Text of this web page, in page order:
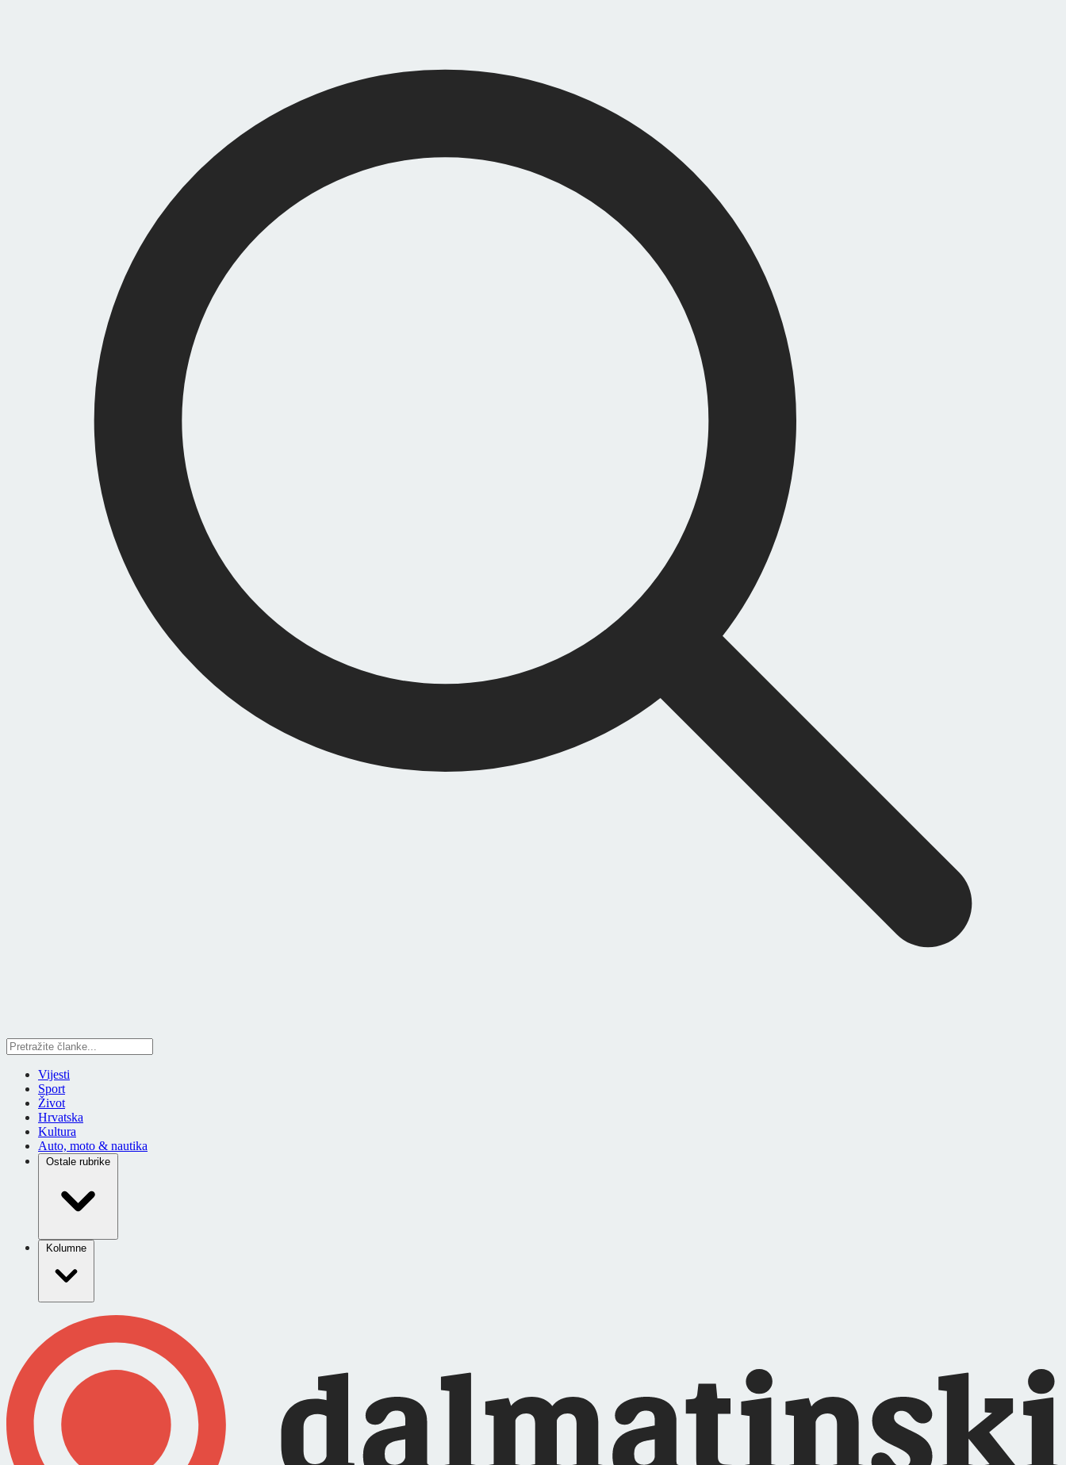
Vijesti
Sport
Život
Hrvatska
Kultura
Auto, moto & nautika
Ostale rubrike
Kolumne